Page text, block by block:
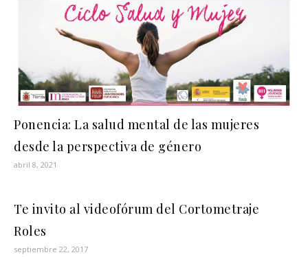
Ponencia: La salud mental de las mujeres
desde la perspectiva de género
abril 8, 2021
Te invito al videofórum del Cortometraje
Roles
septiembre 22, 2017